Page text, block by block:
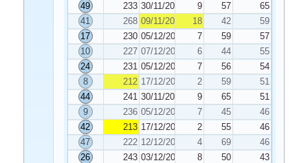
49
233 30/11/2022 9 57
65
41
268 09/11/2022 18 42
59
17
230 05/12/2022 7 59
57
10
227 07/12/2022 6 44
55
24
231 05/12/2022 7 56
54
8
212 17/12/2022 2 59
51
44
241 30/11/2022 9 65
51
9
236 05/12/2022 7 45
46
42
213 17/12/2022 2 55
46
47
222 12/12/2022 4 69
46
26
243 03/12/2022 8 50
43